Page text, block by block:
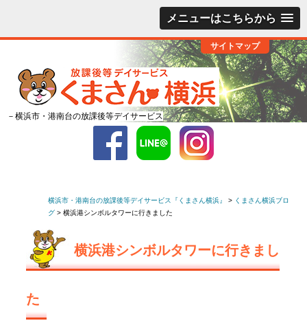
メニューはこちらから
サイトマップ
－横浜市・港南台の放課後等デイサービス
横浜市・港南台の放課後等デイサービス『くまさん横浜』 > くまさん横浜ブロ
グ > 横浜港シンボルタワーに行きました
横浜港シンボルタワーに行きまし
た